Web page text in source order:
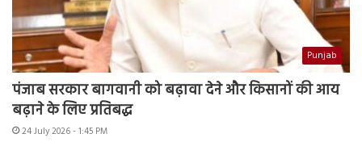
Punjab
पंजाब सरकार बागवानी को बढ़ावा देने और किसानों की आय
बढ़ाने के लिए प्रतिबद्ध
24 July 2026 - 1:45 PM